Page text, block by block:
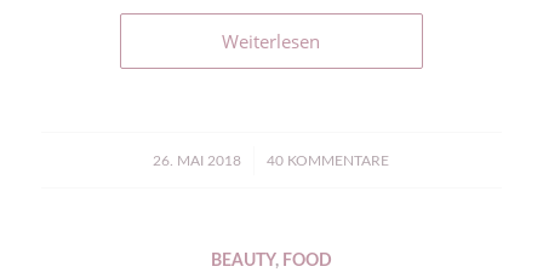
Weiterlesen
26. MAI 2018
/ 40 KOMMENTARE
BEAUTY, FOOD